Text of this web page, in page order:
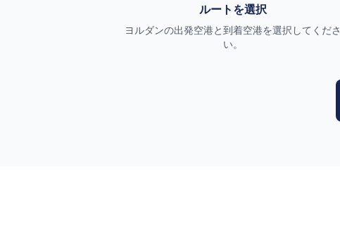
ルートを選択
ヨルダンの出発空港と到着空港を選択してくださ
い。